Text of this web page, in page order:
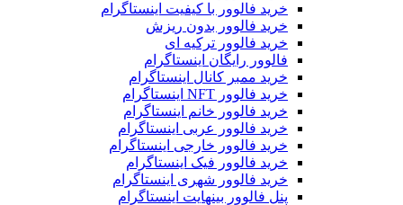
خرید فالوور با کیفیت اینستاگرام
خرید فالوور بدون ریزش
خرید فالوور ترکیه ای
فالوور رایگان اینستاگرام
خرید ممبر کانال اینستاگرام
خرید فالوور NFT اینستاگرام
خرید فالوور خانم اینستاگرام
خرید فالوور عربی اینستاگرام
خرید فالوور خارجی اینستاگرام
خرید فالوور فیک اینستاگرام
خرید فالوور شهری اینستاگرام
پنل فالوور بینهایت اینستاگرام